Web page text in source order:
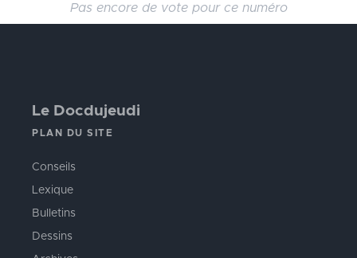
Pas encore de vote pour ce numéro
Le Docdujeudi
PLAN DU SITE
Conseils
Lexique
Bulletins
Dessins